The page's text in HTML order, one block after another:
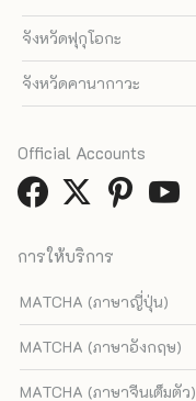
จังหวัดฟุกุโอกะ
จังหวัดคานากาวะ
การให้บริการ
MATCHA (ภาษาญี่ปุ่น)
MATCHA (ภาษาอังกฤษ)
MATCHA (ภาษาจีนเต็มตัว)
Official Accounts